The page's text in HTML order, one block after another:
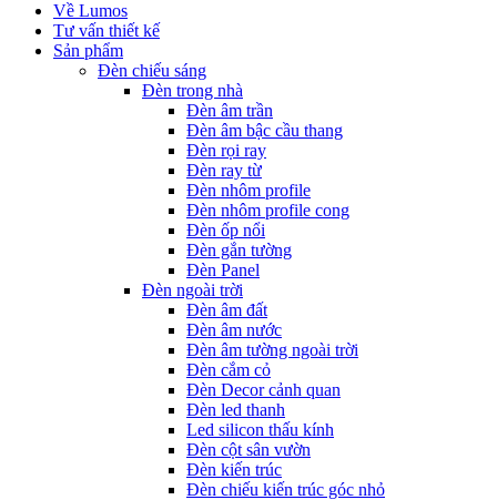
Về Lumos
Tư vấn thiết kế
Sản phẩm
Đèn chiếu sáng
Đèn trong nhà
Đèn âm trần
Đèn âm bậc cầu thang
Đèn rọi ray
Đèn ray từ
Đèn nhôm profile
Đèn nhôm profile cong
Đèn ốp nổi
Đèn gắn tường
Đèn Panel
Đèn ngoài trời
Đèn âm đất
Đèn âm nước
Đèn âm tường ngoài trời
Đèn cắm cỏ
Đèn Decor cảnh quan
Đèn led thanh
Led silicon thấu kính
Đèn cột sân vườn
Đèn kiến trúc
Đèn chiếu kiến trúc góc nhỏ